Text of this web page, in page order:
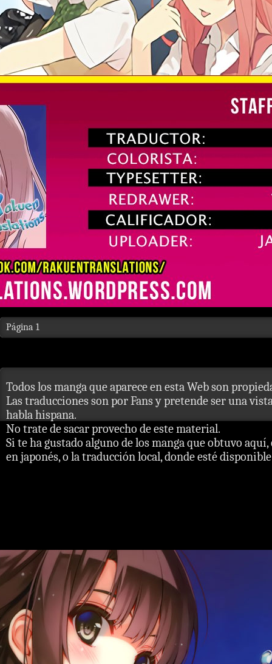
Página 1
Todos los manga que aparece en esta Web son
Las traducciones son por Fans y pretende ser una
habla hispana.
No trate de sacar provecho de este material.
Si te ha gustado alguno de los manga que obtuvo
en japonés, o la traducción local, donde esté